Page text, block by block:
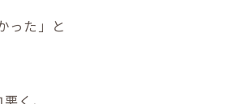
った」と